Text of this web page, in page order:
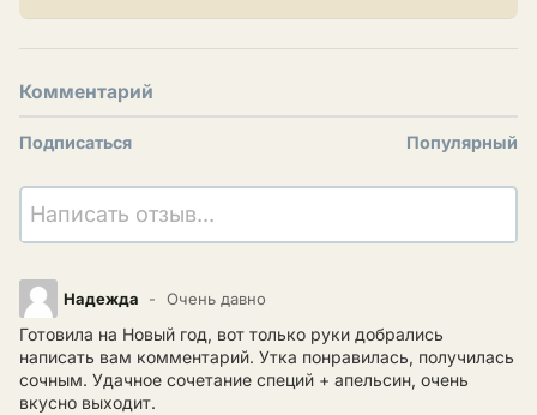
Комментарий
Подписаться Популярный
Написать отзыв...
Надежда Очень давно
Готовила на Новый год, вот только руки добрались
написать вам комментарий. Утка понравилась, получилась
сочным. Удачное сочетание специй + апельсин, очень
вкусно выходит.